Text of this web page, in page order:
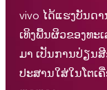
vivo ໄດ້ແຮງບັນດ
ເທິງພື້ນຜິວຂອງທະ
ມາ ເປັນການປ່ຽນ
ປະສານໃສ່ໃນໂຕເຄື່